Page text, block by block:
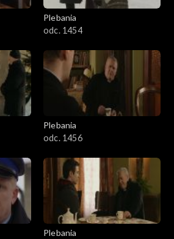
Plebania
odc. 1454
Plebania
odc. 1456
Plebania